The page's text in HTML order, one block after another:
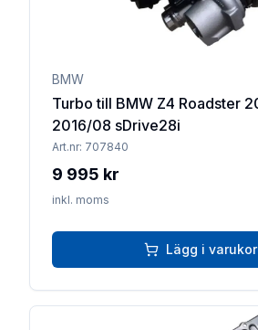
BMW
Turbo till BMW Z4 Roadster
2016/08 sDrive28i
Art.nr: 707840
9 995 kr
inkl. moms
Lägg i